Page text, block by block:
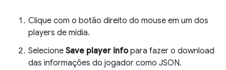
Clique com o botão direito do mouse em um dos
players de mídia.
Selecione Save player infopara fazer o download
das informações do jogador como JSON.